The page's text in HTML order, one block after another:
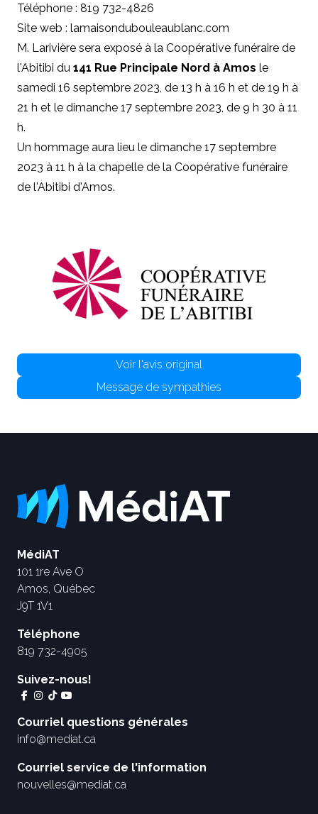
Téléphone : 819 732-4826
Site web : lamaisondubouleaublanc.com
M. Larivière sera exposé à la Coopérative funéraire de
l'Abitibi du 141 Rue Principale Nord à Amos le
samedi 16 septembre 2023, de 13 h à 16 h et de 19 h à
21 h et le dimanche 17 septembre 2023, de 9 h 30 à 11
h.
Un hommage aura lieu le dimanche 17 septembre
2023 à 11 h à la chapelle de la Coopérative funéraire
de l'Abitibi d'Amos.
Voir l'avis original
Message de sympathies
MédiAT
101 1re Ave O
Amos, Québec
J9T 1V1
Téléphone
819 732-4905
Suivez-nous!
Courriel questions générales
info@mediat.ca
Courriel service de l'information
nouvelles@mediat.ca